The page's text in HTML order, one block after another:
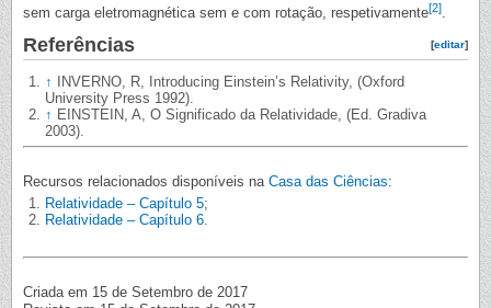
sem carga eletromagnética sem e com rotação, respetivamente[2].
[editar]
Referências
↑ INVERNO, R, Introducing Einstein’s Relativity, (Oxford
University Press 1992).
↑ EINSTEIN, A, O Significado da Relatividade, (Ed. Gradiva
2003).
Recursos relacionados disponíveis na Casa das Ciências:
Relatividade – Capítulo 5;
Relatividade – Capítulo 6
Criada em 15 de Setembro de 2017